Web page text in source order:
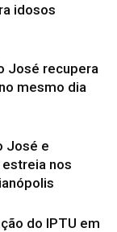
idosos
José recupera
mesmo dia
José e
nos
do IPTU em